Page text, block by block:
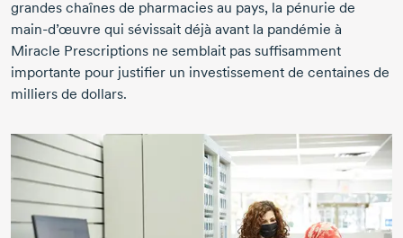
grandes chaînes de pharmacies au pays, la pénurie de
main-d’œuvre qui sévissait déjà avant la pandémie à
Miracle Prescriptions ne semblait pas suffisamment
importante pour justifier un investissement de centaines de
milliers de dollars.